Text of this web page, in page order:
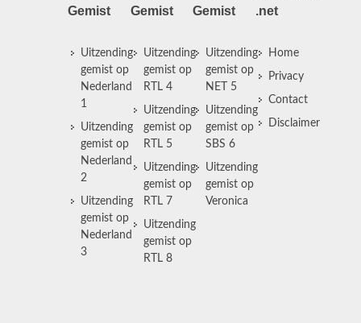
Gemist
Uitzending
gemist op
Nederland
1
Uitzending
gemist op
Nederland
2
Uitzending
gemist op
Nederland
3
Gemist
Uitzending
gemist op
RTL 4
Uitzending
gemist op
RTL 5
Uitzending
gemist op
RTL 7
Uitzending
gemist op
RTL 8
Gemist
Uitzending
gemist op
NET 5
Uitzending
gemist op
SBS 6
Uitzending
gemist op
Veronica
.net
Home
Privacy
Contact
Disclaimer